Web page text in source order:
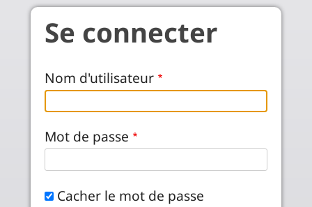
Aller au contenu principal
Se connecter
Nom d'utilisateur
Mot de passe
Cacher le mot de passe